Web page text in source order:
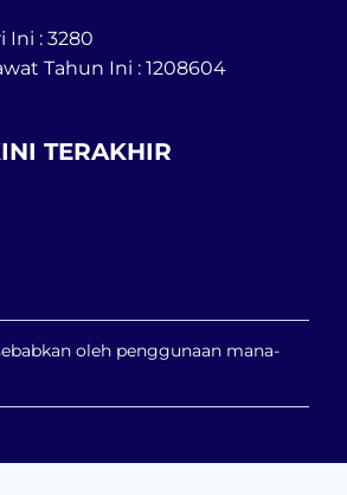
Ini : 3280
Tahun Ini : 1208604
TERAKHIR
oleh penggunaan mana-